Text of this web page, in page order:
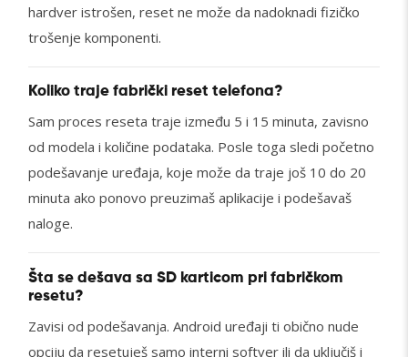
hardver istrošen, reset ne može da nadoknadi fizičko
trošenje komponenti.
Koliko traje fabrički reset telefona?
Sam proces reseta traje između 5 i 15 minuta, zavisno
od modela i količine podataka. Posle toga sledi početno
podešavanje uređaja, koje može da traje još 10 do 20
minuta ako ponovo preuzimaš aplikacije i podešavaš
naloge.
Šta se dešava sa SD karticom pri fabričkom
resetu?
Zavisi od podešavanja. Android uređaji ti obično nude
opciju da resetuješ samo interni softver ili da uključiš i